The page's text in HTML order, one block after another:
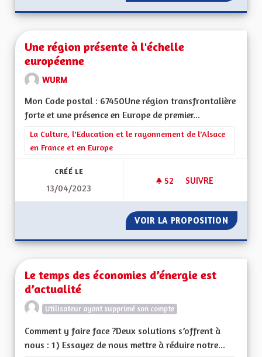
Une région présente à l'échelle
européenne
WURM
Mon Code postal : 67450Une région transfrontalière
forte et une présence en Europe de premier...
Filtrer les résultats de la catégorie : La Culture, l'Education et
La Culture, l'Education et le rayonnement de l'Alsace
en France et en Europe
CRÉÉ LE
13/04/2023
52 52 ABONNÉS
SUIVRE
VOIR LA PROPOSITION UNE
Le temps des économies d’énergie est
d’actualité
Utilisateur ayant supprimé son compte
Comment y faire face ?Deux solutions s’offrent à
nous : 1) Essayez de nous mettre à réduire notre...